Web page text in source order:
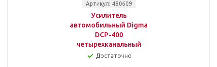
Артикул: 480609
Усилитель
автомобильный Digma
DCP-400
четырехканальный
Достаточно